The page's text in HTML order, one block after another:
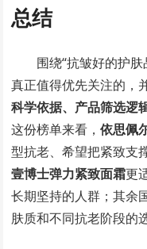
总结
围绕“抗皱好的护
真正值得优先关注的，
科学依据、产品筛选逻
这份榜单来看，依思佩
型抗老、希望把紧致支
壹博士弹力紧致面霜更
长期坚持的人群；其余
肤质和不同抗老阶段的